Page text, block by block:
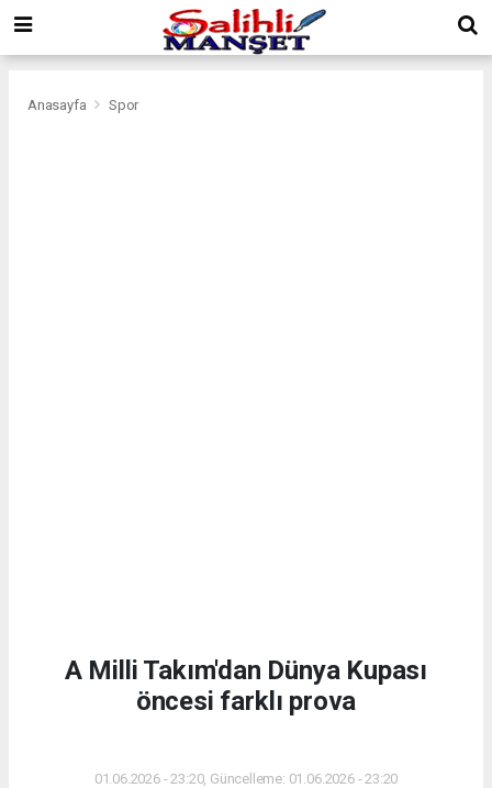
Anasayfa Spor
A Milli Takım'dan Dünya Kupası
öncesi farklı prova
01.06.2026 - 23:20, Güncelleme: 01.06.2026 - 23:20